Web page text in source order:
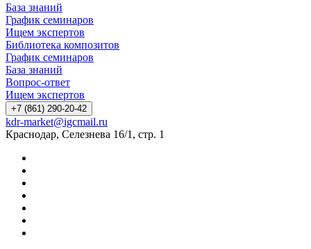
База знаний
График семинаров
Ищем экспертов
Библиотека композитов
График семинаров
База знаний
Вопрос-ответ
Ищем экспертов
+7 (861) 290-20-42
kdr-market@igcmail.ru
Краснодар, Селезнева 16/1, стр. 1